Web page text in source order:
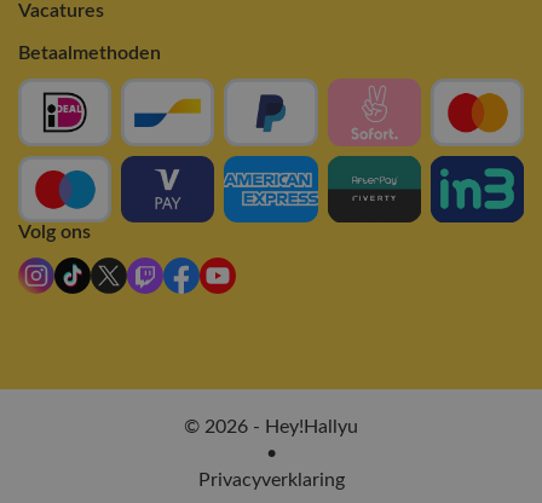
Vacatures
Betaalmethoden
Volg ons
© 2026 - Hey!Hallyu
•
Privacyverklaring